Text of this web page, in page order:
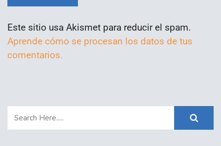
Este sitio usa Akismet para reducir el spam.
Aprende cómo se procesan los datos de tus
comentarios.